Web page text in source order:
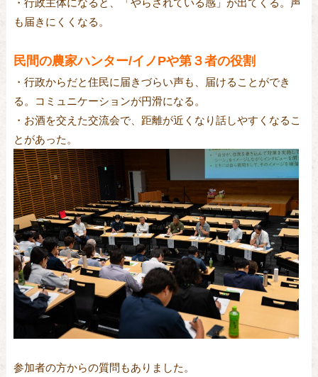
・行政主体になると、「やらされている感」が出てくる。声
も届きにくくなる。
民間の農家ハンター/イノPや第３者の役割
・行政からだと住民に届きづらい声も、届けることができ
る。コミュニケーションが円滑になる。
・お酒を交えた交流会で、距離が近くなり話しやすくなるこ
とがあった。
参加者の方からの質問もありました。